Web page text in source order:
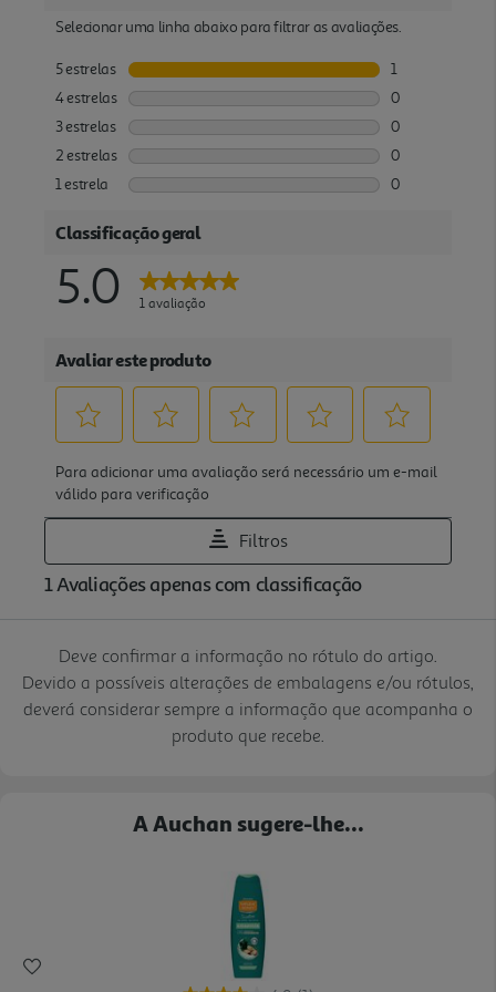
Deve confirmar a informação no rótulo do artigo.
Devido a possíveis alterações de embalagens e/ou rótulos,
deverá considerar sempre a informação que acompanha o
produto que recebe.
A Auchan sugere-lhe...